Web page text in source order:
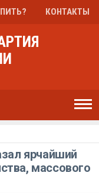
КОНТАКТЫ
ярчайший
массового